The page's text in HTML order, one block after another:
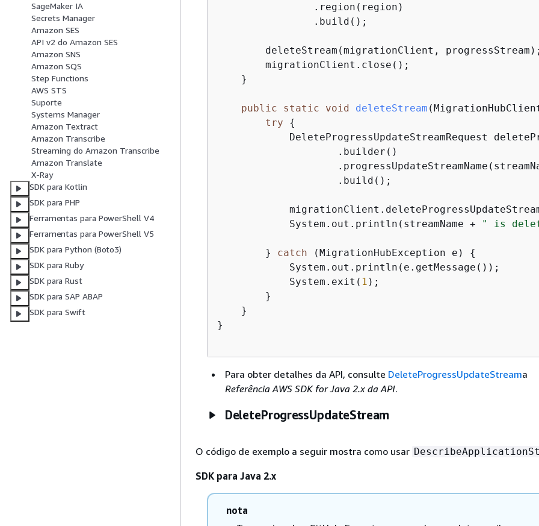
SageMaker IA
Secrets Manager
Amazon SES
API v2 do Amazon SES
Amazon SNS
Amazon SQS
Step Functions
AWS STS
Suporte
Systems Manager
Amazon Textract
Amazon Transcribe
Streaming do Amazon Transcribe
Amazon Translate
X-Ray
SDK para Kotlin
SDK para PHP
Ferramentas para PowerShell V4
Ferramentas para PowerShell V5
SDK para Python (Boto3)
SDK para Ruby
SDK para Rust
SDK para SAP ABAP
SDK para Swift
                .region(region)
                .build();
        deleteStream(migrationClient, progressStream);
        migrationClient.close();
    }
public static void deleteStream
try
{
DeleteProgressUpdateStreamRequest
                    .builder()
                    .build();
            System.out.println(streamName +
" is
        }
catch (MigrationHubException e) {
            System.out.println(e.getMessage());
            System.exit(
1 );
        }
    }
}
Para obter detalhes da API, consulte DeleteProgressUpdateStreama
Referência AWS SDK for Java 2.x da API.
DeleteProgressUpdateStream
O código de exemplo a seguir mostra como usar
SDK para Java 2.x
nota